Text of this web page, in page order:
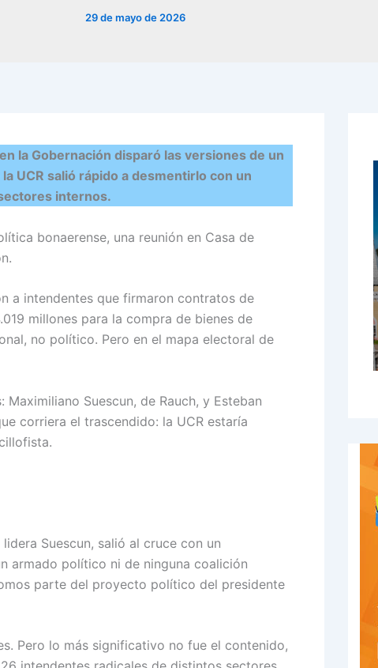
29 de mayo de 2026
la Gobernación disparó las versiones de un
UCR salió rápido a desmentirlo con un
internos.
bonaerense, una reunión en Casa de
a intendentes que firmaron contratos de
millones para la compra de bienes de
no político. Pero en el mapa electoral de
Suescun, de Rauch, y Esteban
corriera el trascendido: la UCR estaría
Suescun, salió al cruce con un
armado político ni de ninguna coalición
parte del proyecto político del presidente
Pero lo más significativo no fue el contenido,